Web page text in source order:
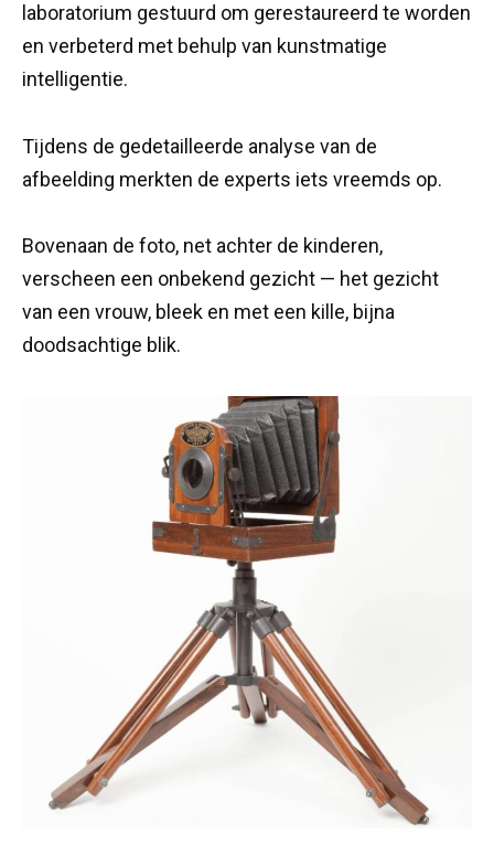
laboratorium gestuurd om gerestaureerd te worden
en verbeterd met behulp van kunstmatige
intelligentie.
Tijdens de gedetailleerde analyse van de
afbeelding merkten de experts iets vreemds op.
Bovenaan de foto, net achter de kinderen,
verscheen een onbekend gezicht — het gezicht
van een vrouw, bleek en met een kille, bijna
doodsachtige blik.